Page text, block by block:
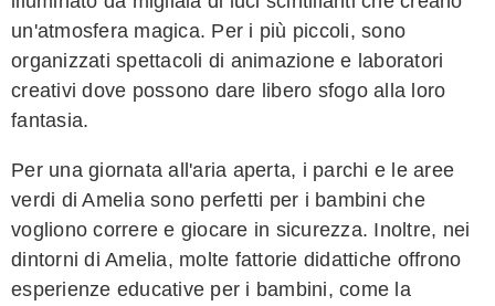
un'atmosfera magica. Per i più piccoli, sono
organizzati spettacoli di animazione e laboratori
creativi dove possono dare libero sfogo alla loro
fantasia.
Per una giornata all'aria aperta, i parchi e le aree
verdi di Amelia sono perfetti per i bambini che
vogliono correre e giocare in sicurezza. Inoltre, nei
dintorni di Amelia, molte fattorie didattiche offrono
esperienze educative per i bambini, come la